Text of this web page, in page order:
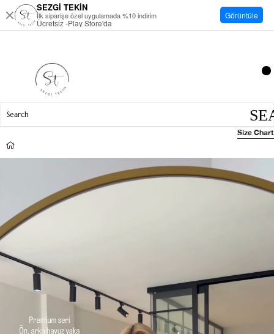
Size Chart
SEZGİ TEKİN
İlk siparişe özel uygulamada %10 indirim
Ücretsiz -Play Store'da
Görüntüle